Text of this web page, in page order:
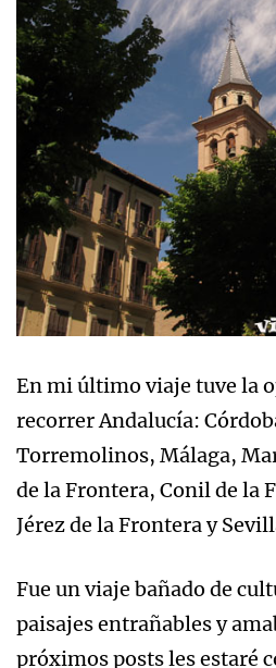
En mi último viaje tuve la
recorrer Andalucía:
Torremolinos, Málaga,
de la Frontera, Conil de la
Jérez de la Frontera y
Fue un viaje bañado de
paisajes entrañables y
próximos posts les estaré